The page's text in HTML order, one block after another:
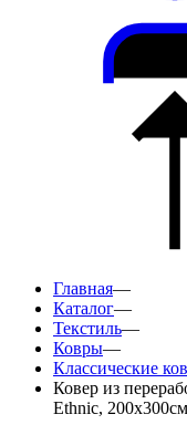
Главная—
Каталог—
Текстиль—
Ковры—
Классические
Ковер из
Ethnic, 200х300см